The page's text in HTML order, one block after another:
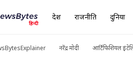
देश राजनीति दुनिया
नरेंद्र मोदी आर्टिफिशियल